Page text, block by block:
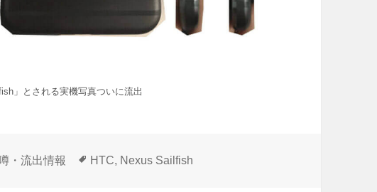
」とされる実機写真ついに流出
・流出情報
タ
HTC, Nexus Sailfish